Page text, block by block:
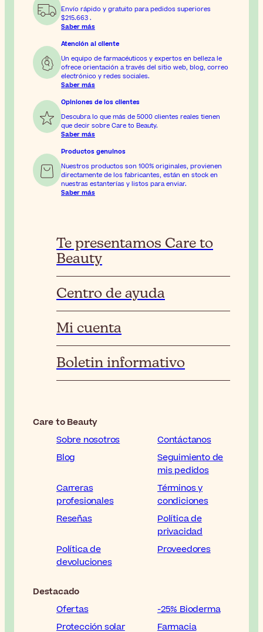
Envío rápido y gratuito para pedidos superiores
$215.663 .
Saber más
Atención al cliente
Un equipo de farmacéuticos y expertos en belleza le
ofrece orientación a través del sitio web, blog, correo
electrónico y redes sociales.
Saber más
Opiniones de los clientes
Descubra lo que más de 5000 clientes reales tienen
que decir sobre Care to Beauty.
Saber más
Productos genuinos
Nuestros productos son 100% originales, provienen
directamente de los fabricantes, están en stock en
nuestras estanterías y listos para enviar.
Saber más
Te presentamos Care to
Beauty
Centro de ayuda
Mi cuenta
Boletin informativo
Care to Beauty
Sobre nosotros
Contáctanos
Blog
Seguimiento de
mis pedidos
Carreras
profesionales
Términos y
condiciones
Reseñas
Política de
privacidad
Política de
devoluciones
Proveedores
Destacado
Ofertas
-25% Bioderma
Protección solar
Farmacia